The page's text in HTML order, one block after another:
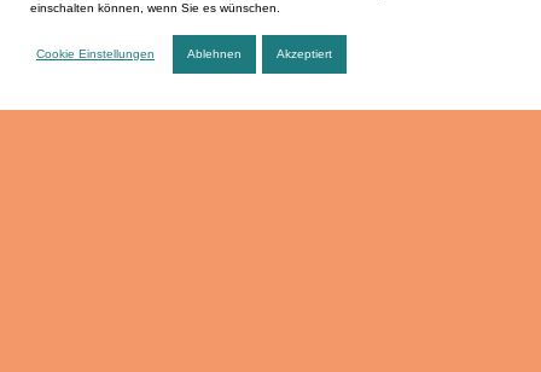
Datenschutz
Anfahrt
einschalten können, wenn Sie es wünschen.
Cookie Einstellungen Ablehnen Akzeptiert